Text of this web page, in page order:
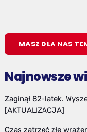
MASZ DLA NAS
Najnowsze
Zaginął 82-latek.
[AKTUALIZACJA]
Czas zatrzeć złe